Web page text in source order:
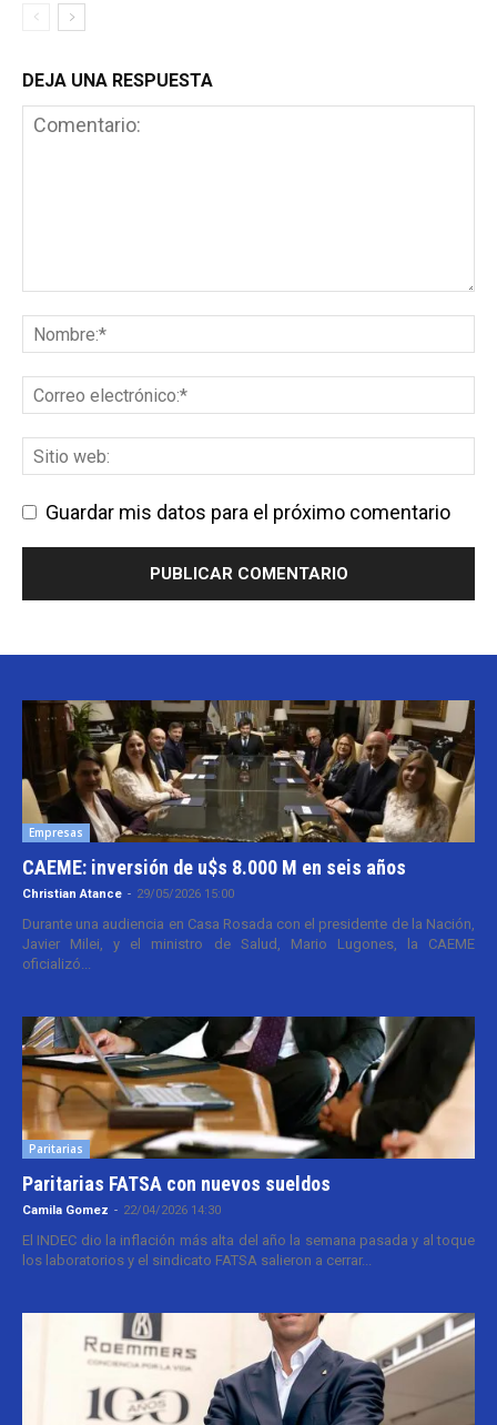
DEJA UNA RESPUESTA
Guardar mis datos para el próximo comentario
Empresas
CAEME: inversión de u$s 8.000 M en seis años
Christian Atance - 29/05/2026 15:00
Durante una audiencia en Casa Rosada con el presidente de la Nación,
Javier Milei, y el ministro de Salud, Mario Lugones, la CAEME
oficializó...
Paritarias
Paritarias FATSA con nuevos sueldos
Camila Gomez - 22/04/2026 14:30
El INDEC dio la inflación más alta del año la semana pasada y al toque
los laboratorios y el sindicato FATSA salieron a cerrar...